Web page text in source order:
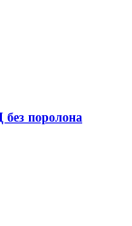
поролона